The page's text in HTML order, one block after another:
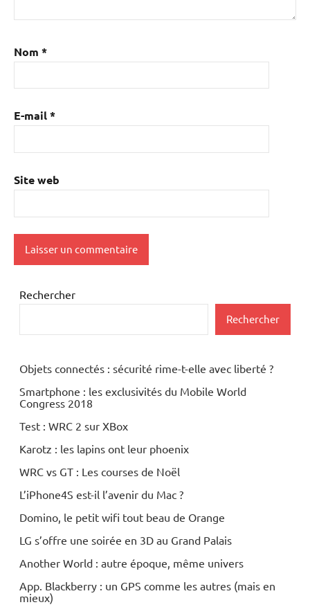
Nom *
E-mail*
Site web
Rechercher
Rechercher
Objets connectés : sécurité rime-t-elle avec liberté ?
Smartphone : les exclusivités du Mobile World
Congress 2018
Test : WRC 2 sur XBox
Karotz : les lapins ont leur phoenix
WRC vs GT : Les courses de Noël
L’iPhone4S est-il l’avenir du Mac ?
Domino, le petit wifi tout beau de Orange
LG s’offre une soirée en 3D au Grand Palais
Another World : autre époque, même univers
App. Blackberry : un GPS comme les autres (mais en
mieux)